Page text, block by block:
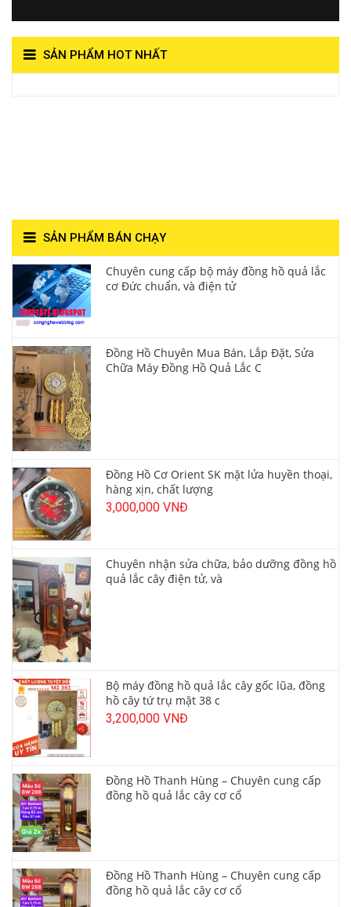
SẢN PHẨM HOT NHẤT
SẢN PHẨM BÁN CHẠY
Chuyên cung cấp bộ máy đồng hồ quả lắc
cơ Đức chuẩn, và điện tử
Đồng Hồ Chuyên Mua Bán, Lắp Đặt, Sửa
Chữa Máy Đồng Hồ Quả Lắc C
Đồng Hồ Cơ Orient SK mặt lửa huyền thoại,
hàng xịn, chất lượng
3,000,000 VNĐ
Chuyên nhận sửa chữa, bảo dưỡng đồng hồ
quả lắc cây điện tử, và
Bộ máy đồng hồ quả lắc cây gốc lũa, đồng
hồ cây tứ trụ mặt 38 c
3,200,000 VNĐ
Đồng Hồ Thanh Hùng – Chuyên cung cấp
đồng hồ quả lắc cây cơ cổ
Đồng Hồ Thanh Hùng – Chuyên cung cấp
đồng hồ quả lắc cây cơ cổ